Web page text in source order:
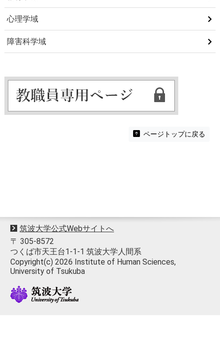
心理学域
障害科学域
ページトップに戻る
筑波大学公式Webサイトへ
〒 305-8572
つくば市天王台1-1-1 筑波大学人間系
Copyright(c) 2026 Institute of Human Sciences,
University of Tsukuba